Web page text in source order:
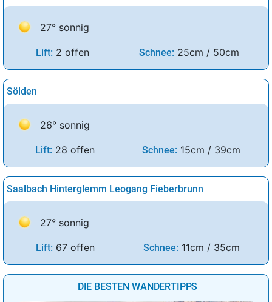
27° sonnig
Lift: 2 offen Schnee: 25cm / 50cm
Sölden
26° sonnig
Lift: 28 offen Schnee: 15cm / 39cm
Saalbach Hinterglemm Leogang Fieberbrunn
27° sonnig
Lift: 67 offen Schnee: 11cm / 35cm
DIE BESTEN WANDERTIPPS